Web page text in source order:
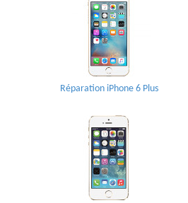
Réparation iPhone 6 Plus